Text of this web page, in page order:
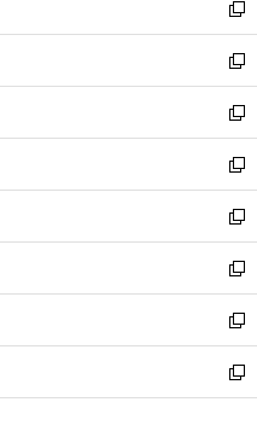
で
開
く
ド
ウ
で
開
く
ィ
ン
ド
ウ
で
開
く
い
ウ
ィ
ン
ド
ウ
で
開
く
新
し
い
ウ
ィ
ン
ド
ウ
で
開
く
新
し
い
ウ
ィ
ン
ド
ウ
で
開
く
新
し
い
ウ
ィ
ン
ド
ウ
で
開
く
新
し
い
ウ
ィ
ン
ド
ウ
で
開
新
し
い
ウ
ィ
ン
ド
ウ
新
し
い
ウ
ィ
ン
新
し
い
ウ
新
し